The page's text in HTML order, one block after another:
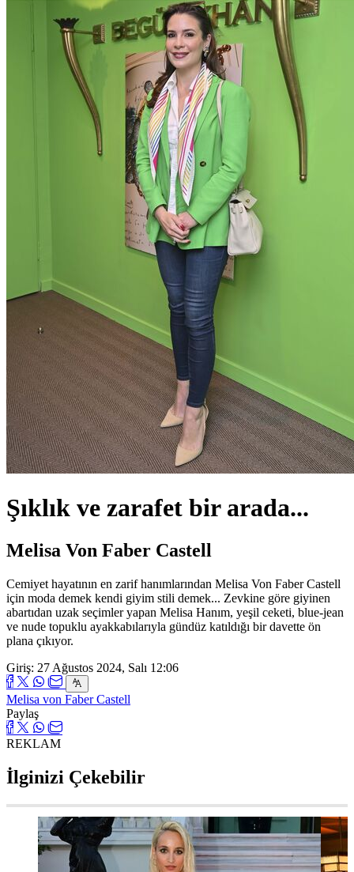
Şıklık ve zarafet bir arada...
Melisa Von Faber Castell
Cemiyet hayatının en zarif hanımlarından Melisa Von Faber Castell
için moda demek kendi giyim stili demek... Zevkine göre giyinen
abartıdan uzak seçimler yapan Melisa Hanım, yeşil ceketi, blue-jean
ve nude topuklu ayakkabılarıyla gündüz katıldığı bir davette ön
plana çıkıyor.
Giriş: 27 Ağustos 2024, Salı 12:06
Melisa von Faber Castell
Paylaş
REKLAM
İlginizi Çekebilir